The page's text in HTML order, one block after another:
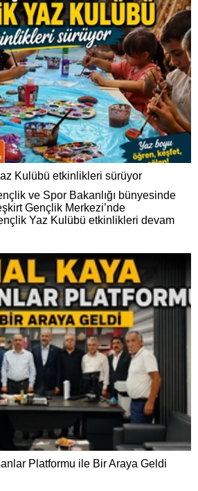
Kulübü etkinlikleri sürüyor
ve Spor Bakanlığı bünyesinde
Gençlik Merkezi’nde
Yaz Kulübü etkinlikleri devam
Platformu ile Bir Araya Geldi